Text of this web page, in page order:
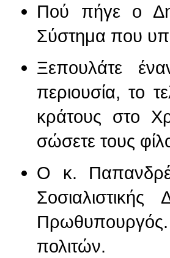
Πού πήγε ο
Σύστημα που
Ξεπουλάτε
περιουσία, το
κράτους στο
σώσετε τους
Ο κ.
πολιτών.